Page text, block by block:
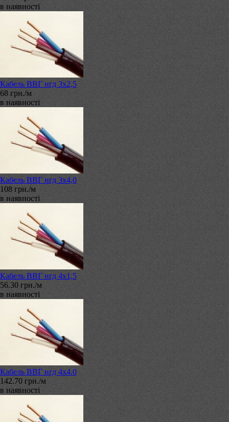
в наявності
Кабель ВВГ нгд 3х2,5
68 грн./м
в наявності
Кабель ВВГ нгд 3х4,0
108 грн./м
в наявності
Кабель ВВГ нгд 4х1,5
56.30 грн./м
в наявності
Кабель ВВГ нгд 4х4.0
142.70 грн./м
в наявності